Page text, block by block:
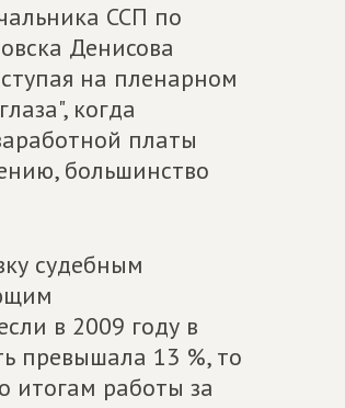
ССП по
Денисова
на пленарном
когда
платы
большинство
судебным
в 2009 году в
превышала 13 %, то
итогам работы за